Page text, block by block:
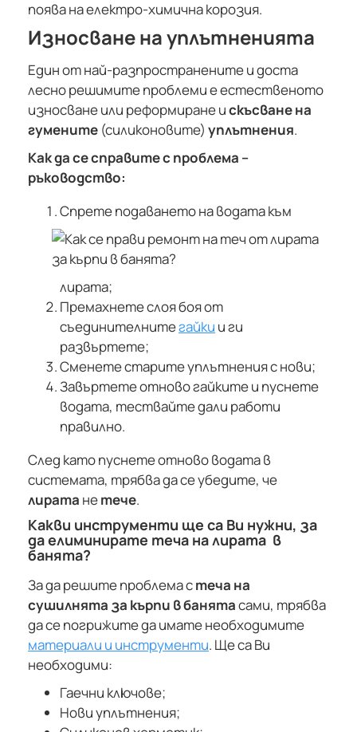
поява на електро-химична корозия.
Износване на уплътненията
Един от най-разпространените и доста
лесно решимите проблеми е естественото
износване или реформиране искъсване на
гумените (силиконовите) уплътнения.
Как да се справите с проблема –
ръководство:
Спрете подаването на водата към
лирата;
Премахнете слоя боя от
съединителнитегайки и ги
развъртете;
Сменете старите уплътнения с нови;
Завъртете отново гайките и пуснете
водата, тествайте дали работи
правилно.
След като пуснете отново водата в
системата, трябва да се убедите, че
лирата нетече.
Какви инструменти ще са Ви нужни, за
да елиминирате теча на лирата в
банята?
За да решите проблема стеча на
сушилнята за кърпи в банятасами, трябва
да се погрижите да имате необходимите
материали и инструменти. Ще са Ви
необходими:
Гаечни ключове;
Нови уплътнения;